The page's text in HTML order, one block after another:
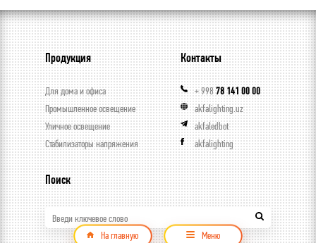
На главную Меню
Продукция
Для дома и офиса
Промышленное освещение
Уличное освещение
Стабилизаторы напряжения
Контакты
+ 99878 141 00 00
akfalighting.uz
akfaledbot
akfalighting
Поиск
Введи ключевое слово